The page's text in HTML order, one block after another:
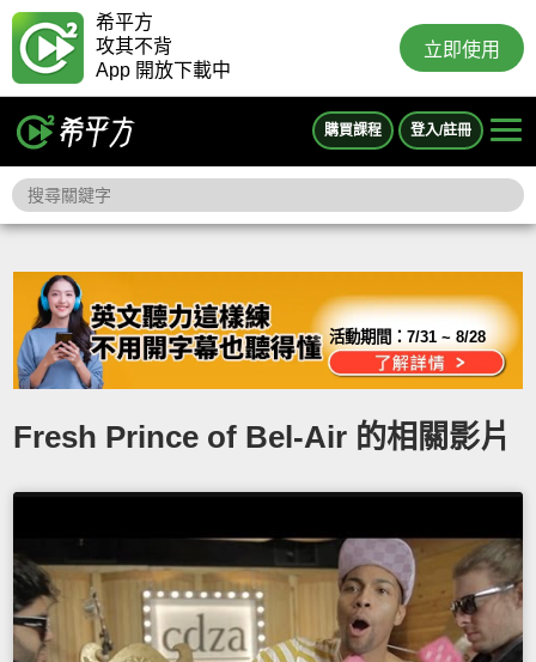
希平方
攻其不背
App 開放下載中
立即使用
購買課程 登入/註冊
活動期間：7/31 ~ 8/28
Fresh Prince of Bel-Air 的相關影片